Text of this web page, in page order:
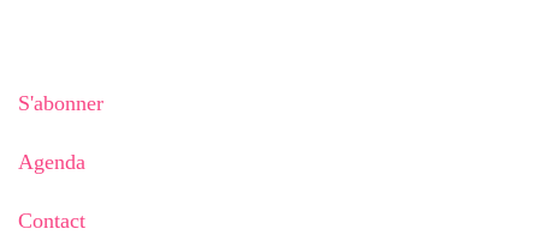
S'abonner
Agenda
Contact